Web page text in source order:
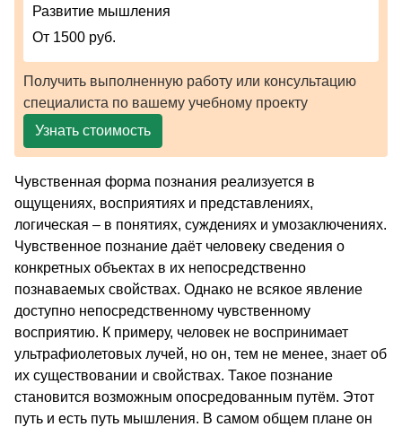
Развитие мышления
От 1500 руб.
Получить выполненную работу или консультацию
специалиста по вашему учебному проекту
Узнать стоимость
Чувственная форма познания реализуется в
ощущениях, восприятиях и представлениях,
логическая – в понятиях, суждениях и умозаключениях.
Чувственное познание даёт человеку сведения о
конкретных объектах в их непосредственно
познаваемых свойствах. Однако не всякое явление
доступно непосредственному чувственному
восприятию. К примеру, человек не воспринимает
ультрафиолетовых лучей, но он, тем не менее, знает об
их существовании и свойствах. Такое познание
становится возможным опосредованным путём. Этот
путь и есть путь мышления. В самом общем плане он